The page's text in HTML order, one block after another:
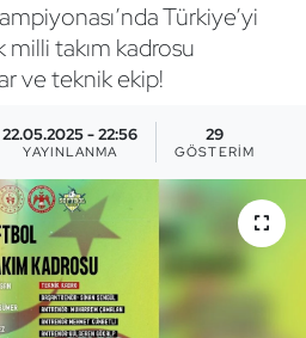
Türkiye’yi
milli takım kadrosu
ve teknik ekip!
22.05.2025 - 22:56
YAYINLANMA
29
GÖSTERIM